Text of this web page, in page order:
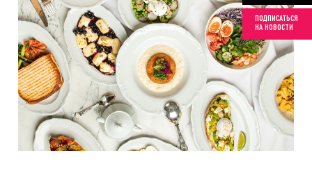
ПОДПИСАТЬСЯ
НА НОВОСТИ